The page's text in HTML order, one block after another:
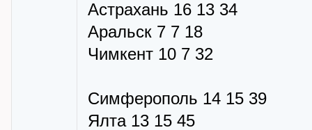
Астрахань 16 13 34
Аральск 7 7 18
Чимкент 10 7 32
Симферополь 14 15 39
Ялта 13 15 45